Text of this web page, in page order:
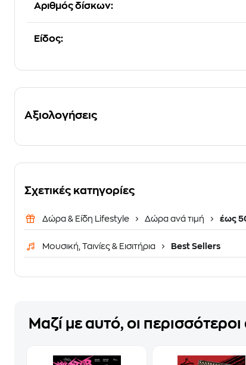
Αριθμός δίσκων:
Είδος:
Αξιολογήσεις
Σχετικές κατηγορίες
Δώρα & Είδη Lifestyle Δώρα ανά τιμή έως
Μουσική, Ταινίες & Εισιτήρια Best Sellers
Μαζί με αυτό, οι